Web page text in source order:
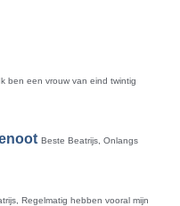
ben een vrouw van eind twintig
Beste Beatrijs, Onlangs
Regelmatig hebben vooral mijn